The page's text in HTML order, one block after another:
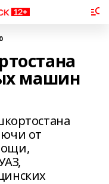
машин
от